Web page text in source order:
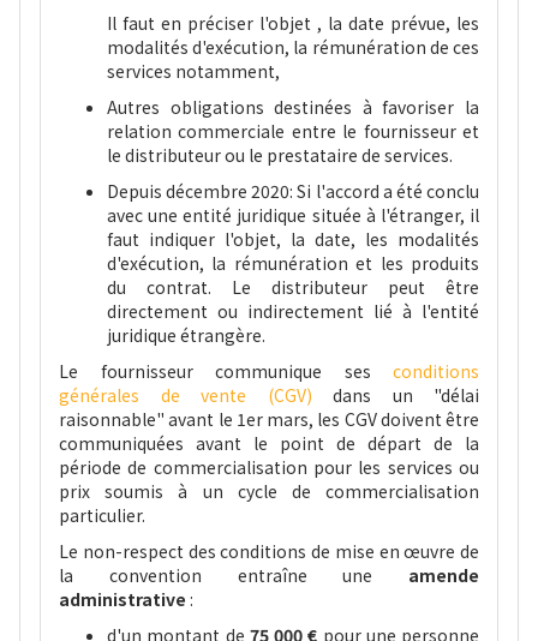
Il faut en préciser l'objet , la date prévue, les
modalités d'exécution, la rémunération de ces
services notamment,
Autres obligations destinées à favoriser la
relation commerciale entre le fournisseur et
le distributeur ou le prestataire de services.
Depuis décembre 2020: Si l'accord a été conclu
avec une entité juridique située à l'étranger, il
faut indiquer l'objet, la date, les modalités
d'exécution, la rémunération et les produits
du contrat. Le distributeur peut être
directement ou indirectement lié à l'entité
juridique étrangère.
Le fournisseur communique ses conditions
générales de vente (CGV) dans un "délai
raisonnable" avant le 1er mars, les CGV doivent être
communiquées avant le point de départ de la
période de commercialisation pour les services ou
prix soumis à un cycle de commercialisation
particulier.
Le non-respect des conditions de mise en œuvre de
la convention entraîne une amende
administrative :
d'un montant de 75 000 € pour une personne